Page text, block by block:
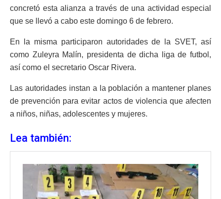
concretó esta alianza a través de una actividad especial
que se llevó a cabo este domingo 6 de febrero.
En la misma participaron autoridades de la SVET, así
como Zuleyra Malín, presidenta de dicha liga de futbol,
así como el secretario Oscar Rivera.
Las autoridades instan a la población a mantener planes
de prevención para evitar actos de violencia que afecten
a niños, niñas, adolescentes y mujeres.
Lea también: